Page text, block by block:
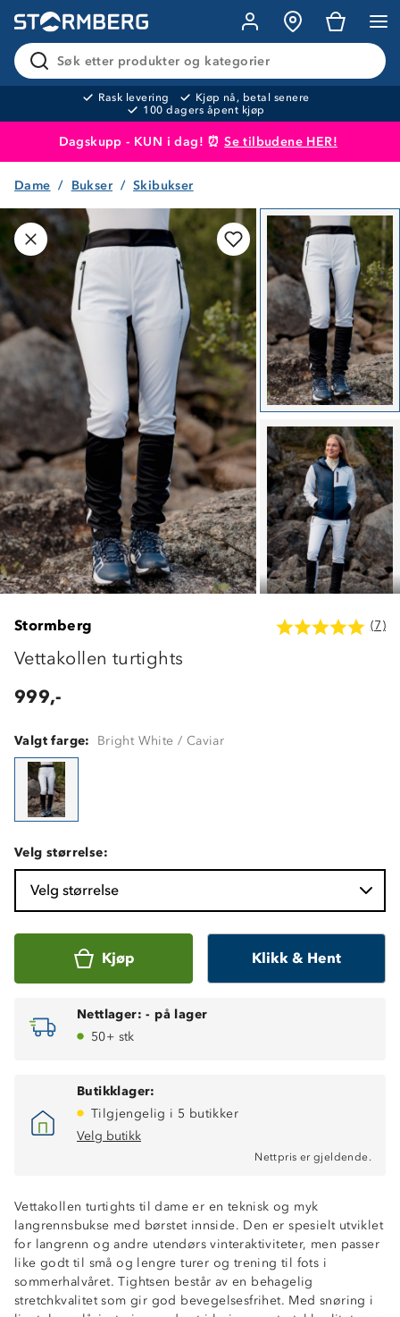
Søk etter produkter og kategorier
Rask levering
Kjøp nå, betal senere
100 dagers åpent kjøp
Dagskupp - KUN i dag! ⏰Se tilbudene HER!
Produktet er lagt i handlekurven
Dame Bukser Skibukser
Stormberg (7)
Vettakollen turtights
999,-
Valgt farge: Bright White / Caviar
Velg størrelse:
Velg størrelse
Kjøp Klikk & Hent
Nettlager: - på lager
50+ stk
Butikklager:
Tilgjengelig i 5 butikker
Velg butikk
Nettpris er gjeldende.
Vettakollen turtights til dame er en teknisk og myk
langrennsbukse med børstet innside. Den er spesielt utviklet
for langrenn og andre utendørs vinteraktiviteter, men passer
like godt til små og lengre turer og trening til fots i
sommerhalvåret. Tightsen består av en behagelig
stretchkvalitet som gir god bevegelsesfrihet. Med snøring i
Stretch